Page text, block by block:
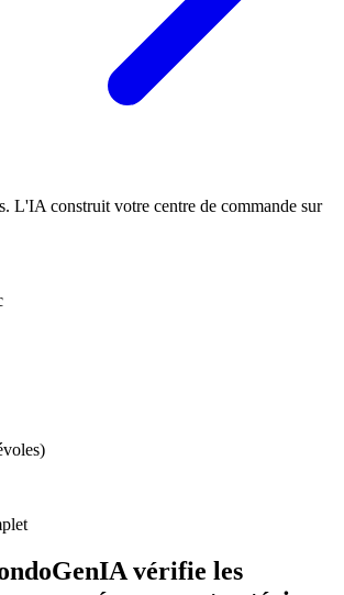
L'IA construit votre centre de commande sur
vérifie les